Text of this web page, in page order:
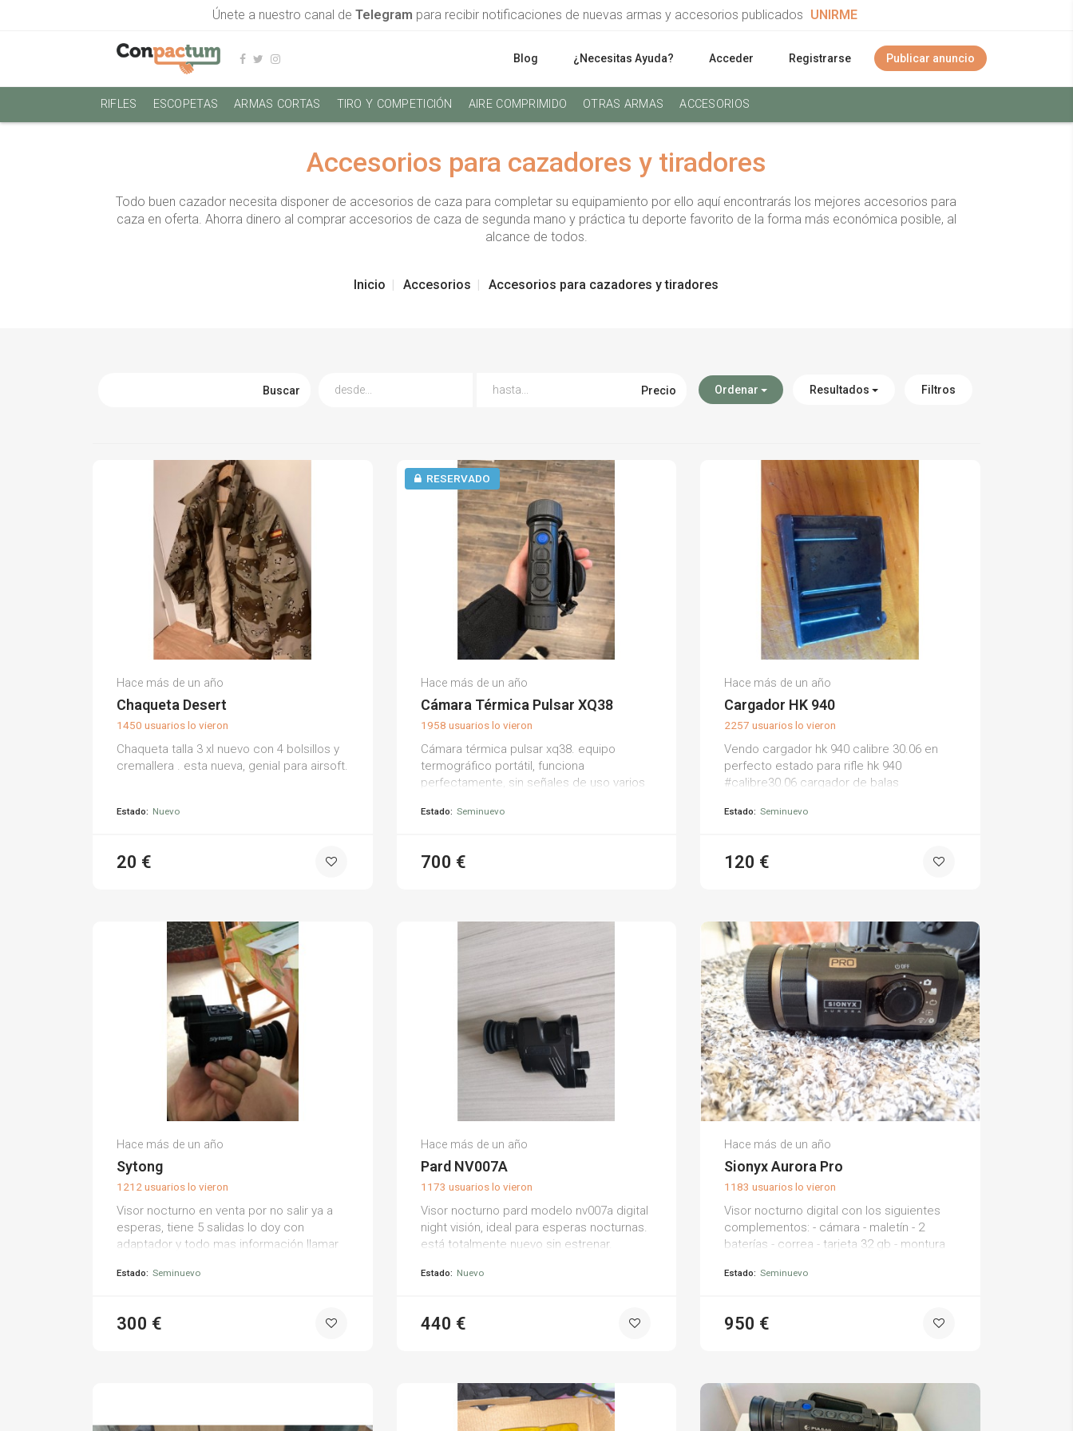
Únete a nuestro canal de Telegram para recibir notificaciones de nuevas armas y accesorios publicados UNIRME
Blog ¿Necesitas Ayuda? Acceder Registrarse Publicar anuncio
RIFLES ESCOPETAS ARMAS CORTAS TIRO Y COMPETICIÓN AIRE COMPRIMIDO OTRAS ARMAS ACCESORIOS
Accesorios para cazadores y tiradores
Todo buen cazador necesita disponer de accesorios de caza para completar su equipamiento por ello aquí encontrarás los mejores accesorios para
caza en oferta. Ahorra dinero al comprar accesorios de caza de segunda mano y práctica tu deporte favorito de la forma más económica posible, al
alcance de todos.
Inicio Accesorios Accesorios para cazadores y tiradores
Buscar Precio Ordenar Resultados Filtros
Carla N.
(0)
Hace más de un año
Chaqueta Desert
1450 usuarios lo vieron
Chaqueta talla 3 xl nuevo con 4 bolsillos y
cremallera . esta nueva, genial para airsoft.
Estado: Nuevo
20 €
RESERVADO
Dufer D.
Hace más de un año
Cámara Térmica Pulsar XQ38
1958 usuarios lo vieron
Cámara térmica pulsar xq38. equipo
termográfico portátil, funciona
perfectamente, sin señales de uso varios
Estado: Seminuevo
700 €
Andrea G.
(0)
Hace más de un año
Cargador HK 940
2257 usuarios lo vieron
Vendo cargador hk 940 calibre 30.06 en
perfecto estado para rifle hk 940
#calibre30.06 cargador de balas
Estado: Seminuevo
120 €
Francisco Jose M.
Hace más de un año
Sytong
1212 usuarios lo vieron
Visor nocturno en venta por no salir ya a
esperas, tiene 5 salidas lo doy con
adaptador y todo mas información llamar
Estado: Seminuevo
300 €
Jesús S.
Hace más de un año
Pard NV007A
1173 usuarios lo vieron
Visor nocturno pard modelo nv007a digital
night visión, ideal para esperas nocturnas.
está totalmente nuevo sin estrenar.
Estado: Nuevo
440 €
Hector M.
(0)
Hace más de un año
Sionyx Aurora Pro
1183 usuarios lo vieron
Visor nocturno digital con los siguientes
complementos: - cámara - maletín - 2
baterías - correa - tarjeta 32 gb - montura
casco - lente protectora delantera más
partidas si lo que te gusta es jugar
Estado: Seminuevo
950 €